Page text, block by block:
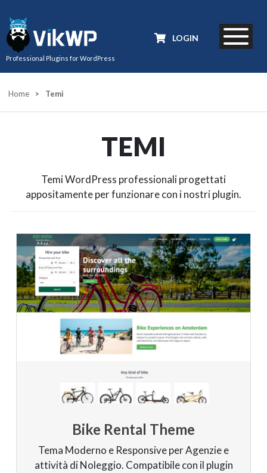
Professional Plugins for WordPress
LOGIN
Home > Temi
TEMI
Temi WordPress professionali progettati
appositamente per funzionare con i nostri plugin.
Bike Rental Theme
Tema Moderno e Responsive per Agenzie e
attività di Noleggio. Compatibile con il plugin